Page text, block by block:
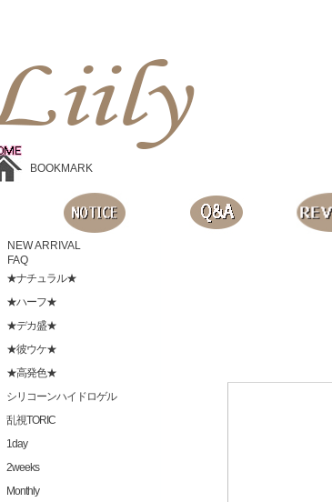
BOOKMARK
NEW ARRIVAL
FAQ
★ナチュラル★
★ハーフ★
★デカ盛★
★彼ウケ★
★高発色★
シリコーンハイドロゲル
乱視TORIC
1day
2weeks
Monthly